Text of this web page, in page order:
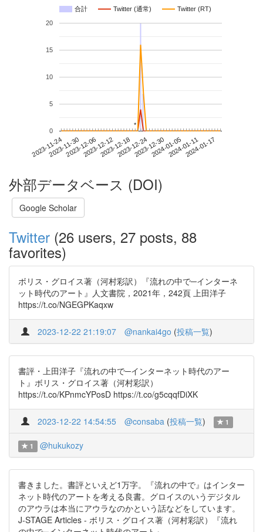
合計 Twitter (通常) Twitter (RT)
2023-11-242023-11-302023-12-062023-12-122023-12-182023-12-242023-12-302024-01-052024-01-112024-01-17
0
5
10
15
20
**
外部データベース (DOI)
Google Scholar
Twitter (26 users, 27 posts, 88
favorites)
ボリス・グロイス著（河村彩訳）『流れの中で─インターネ
ット時代のアート』人文書院，2021年，242頁 上田洋子
https://t.co/NGEGPKaqxw
2023-12-22 21:19:07 @nankai4go (投稿一覧)
書評・上田洋子『流れの中で─インターネット時代のアー
ト』ボリス・グロイス著（河村彩訳）
https://t.co/KPnmcYPosD https://t.co/g5cqqfDiXK
2023-12-22 14:54:55 @consaba (投稿一覧) 1
1 @hukukozy
書きました。書評といえど1万字。『流れの中で』はインター
ネット時代のアートを考える良書。グロイスのいうデジタル
のアウラは本当にアウラなのかという話などをしています。
J-STAGE Articles - ボリス・グロイス著（河村彩訳）『流れ